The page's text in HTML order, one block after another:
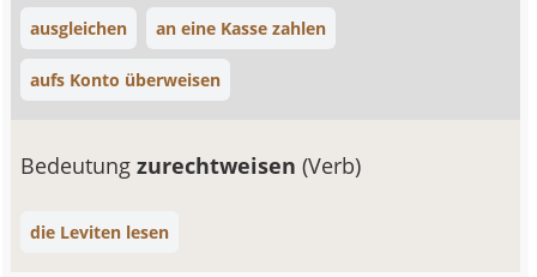
ausgleichen an eine Kasse zahlen
aufs Konto überweisen
Bedeutungzurechtweisen(Verb)
die Leviten lesen